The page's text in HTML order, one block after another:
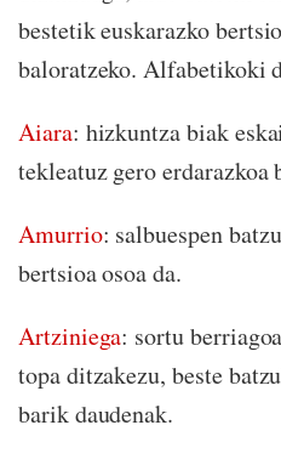
bestetik euskarazko
baloratzeko. Alfabetikoki
Aiara: hizkuntza biak
tekleatuz gero erdarazkoa
Amurrio: salbuespen
bertsioa osoa da.
Artziniega: sortu
topa ditzakezu, beste
barik daudenak.